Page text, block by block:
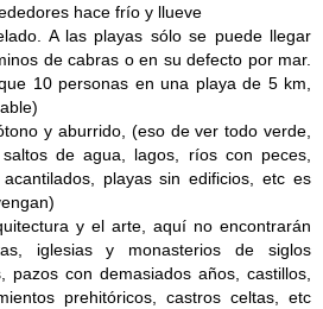
hace frío y llueve
A las playas sólo se puede llegar
de cabras o en su defecto por mar.
10 personas en una playa de 5 km,
y aburrido, (eso de ver todo verde,
de agua, lagos, ríos con peces,
playas sin edificios, etc es
y el arte, aquí no encontrarán
iglesias y monasterios de siglos
pazos con demasiados años, castillos,
prehitóricos, castros celtas, etc